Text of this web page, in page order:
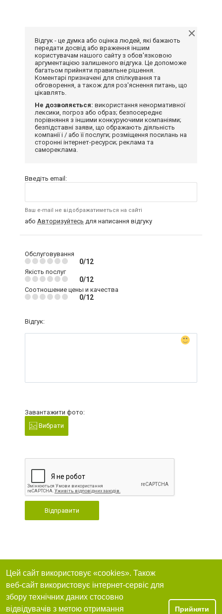
Відгук - це думка або оцінка людей, які бажають
передати досвід або враження іншим
користувачам нашого сайту з обов'язковою
аргументацією залишеного відгука. Це допоможе
багатьом прийняти правильне рішення.
Коментарі призначені для спілкування та
обговорення, а також для роз'яснення питань, що
цікавлять.
Не дозволяється: використання ненормативної
лексики, погроз або образ; безпосереднє
порівняння з іншими конкуруючими компаніями;
безпідставні заяви, що ображають діяльність
компанії і / або її послуги; розміщення посилань на
сторонні інтернет-ресурси; реклама та
самореклама.
Введіть email:
Ваш e-mail не відображатиметься на сайті
або Авторизуйтесь для написання відгуку
Обслуговування
0/12
Якість послуг
0/12
Соотношение цены и качества
0/12
Відгук:
Завантажити фото:
Вибрати
Відправити
Цей сайт використовує «cookies». Також
веб-сайт використовує інтернет-сервіс для
збору технічних даних стосовно
відвідувачів з метою отримання
Прийняти